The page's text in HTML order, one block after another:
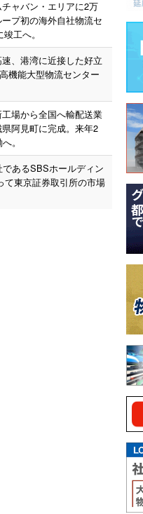
ャバン・エリアに2万
プ初の海外自社物流セ
工へ。
、港湾に近接した好立
機能大型物流センター
場から全国へ輸配送業
阿見町に完成。来年2
。
あるSBSホールディン
て東京証券取引所の市場